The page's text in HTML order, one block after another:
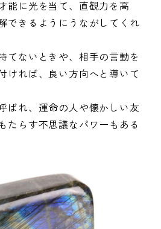
能に光を当て、直観力を高
できるようにうながしてくれ
てないときや、相手の言動を
ければ、良い方向へと導いて
ばれ、運命の人や懐かしい友
たらす不思議なパワーもある